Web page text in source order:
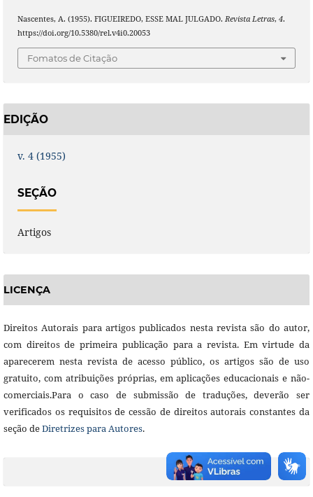
Nascentes, A. (1955). FIGUEIREDO, ESSE MAL JULGADO. Revista Letras, 4.
https://doi.org/10.5380/rel.v4i0.20053
Fomatos de Citação
EDIÇÃO
v. 4 (1955)
SEÇÃO
Artigos
LICENÇA
Direitos Autorais para artigos publicados nesta revista são do autor,
com direitos de primeira publicação para a revista. Em virtude da
aparecerem nesta revista de acesso público, os artigos são de uso
gratuito, com atribuições próprias, em aplicações educacionais e não-
comerciais.Para o caso de submissão de traduções, deverão ser
verificados os requisitos de cessão de direitos autorais constantes da
seção deDiretrizes para Autores.